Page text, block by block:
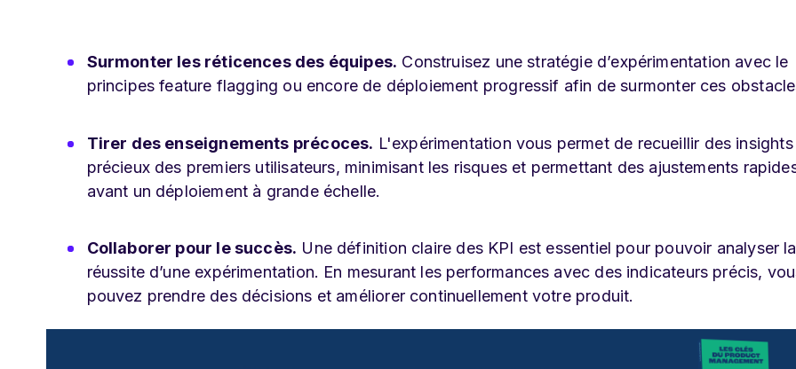
Surmonter les réticences des équipes. Construisez une stratégie d’expérimentation avec le
principes feature flagging ou encore de déploiement progressif afin de surmonter ces
Tirer des enseignements précoces. L'expérimentation vous permet de recueillir des insights
précieux des premiers utilisateurs, minimisant les risques et permettant des ajustements
avant un déploiement à grande échelle.
Collaborer pour le succès. Une définition claire des KPI est essentiel pour pouvoir analyser la
réussite d’une expérimentation. En mesurant les performances avec des indicateurs précis,
pouvez prendre des décisions et améliorer continuellement votre produit.